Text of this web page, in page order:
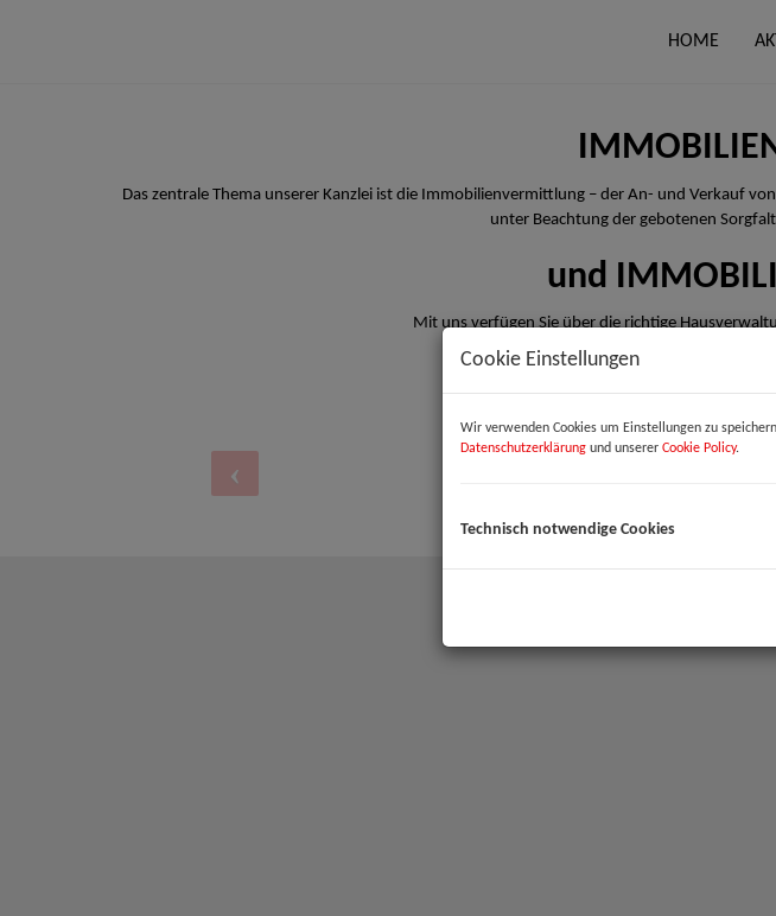
HOME
Das zentrale Thema unserer Kanzlei ist die Immobilienvermittlung – der An- und Verkauf
unter Beachtung der gebotenen
und
Mit uns verfügen Sie über die richtige
Cookie Einstellungen
Wir verwenden Cookies um Einstellungen zu
Datenschutzerklärung und unserer Cookie Policy.
Technisch notwendige Cookies